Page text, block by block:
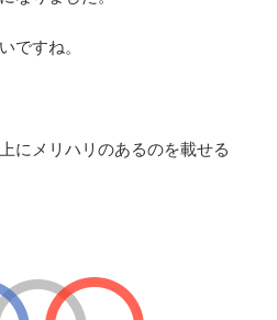
ですね。
にメリハリのあるのを載せる